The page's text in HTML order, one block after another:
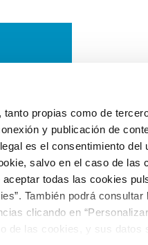
propias como de
y publicación de
es el consentimiento
salvo en el caso de
todas las cookies
También podrá
clicando en
de las cookies, y sus datos